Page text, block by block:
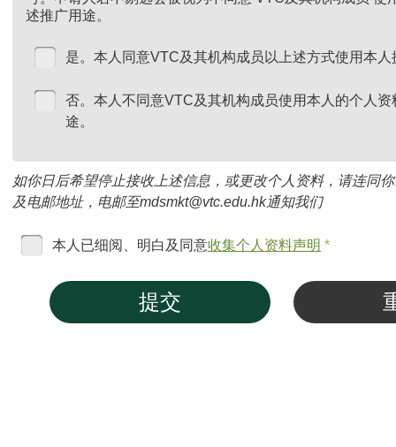
述推广用途。
是。本人同意VTC及其机构成员以上述方式使用本
否。本人不同意VTC及其机构成员使用本人的个人
途。
如你日后希望停止接收上述信息，或更改个人资料，请连同
及电邮地址，电邮至mdsmkt@vtc.edu.hk通知我们
本人已细阅、明白及同意收集个人资料声明 *
提交